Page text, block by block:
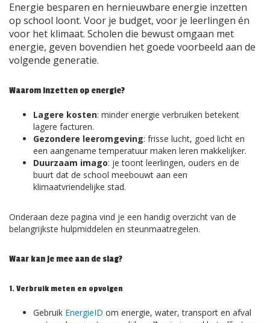
Energie besparen en hernieuwbare energie inzetten
op school loont. Voor je budget, voor je leerlingen én
voor het klimaat. Scholen die bewust omgaan met
energie, geven bovendien het goede voorbeeld aan de
volgende generatie.
Waarom inzetten op energie?
Lagere kosten: minder energie verbruiken betekent
lagere facturen.
Gezondere leeromgeving: frisse lucht, goed licht en
een aangename temperatuur maken leren makkelijker.
Duurzaam imago: je toont leerlingen, ouders en de
buurt dat de school meebouwt aan een
klimaatvriendelijke stad.
Onderaan deze pagina vind je een handig overzicht van de
belangrijkste hulpmiddelen en steunmaatregelen.
Waar kan je mee aan de slag?
1. Verbruik meten en opvolgen
Gebruik EnergieID om energie, water, transport en afval